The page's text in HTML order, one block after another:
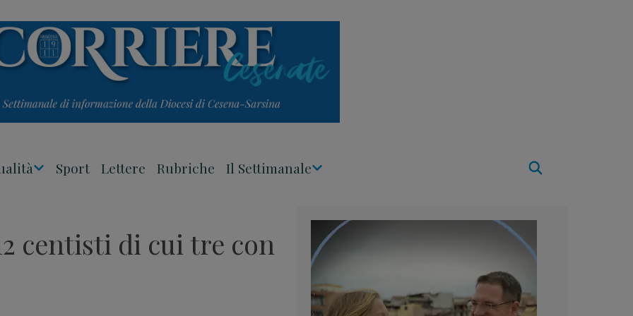
Sport Lettere Rubriche Il Settimanale
centisti di cui tre con